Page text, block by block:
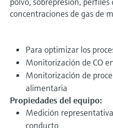
concentraciones de gas de
Para optimizar los
Monitorización de CO
Monitorización de
alimentaria
Propiedades del equipo:
Medición
conducto